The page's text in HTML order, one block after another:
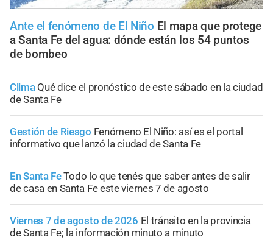
Ante el fenómeno de El Niño El mapa que protege
a Santa Fe del agua: dónde están los 54 puntos
de bombeo
Clima Qué dice el pronóstico de este sábado en la ciudad
de Santa Fe
Gestión de Riesgo Fenómeno El Niño: así es el portal
informativo que lanzó la ciudad de Santa Fe
En Santa FeTodo lo que tenés que saber antes de salir
de casa en Santa Fe este viernes 7 de agosto
Viernes 7 de agosto de 2026 El tránsito en la provincia
de Santa Fe; la información minuto a minuto